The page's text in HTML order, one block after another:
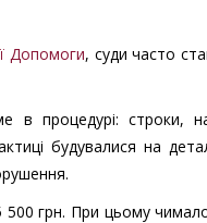
Допомоги, суди часто
в процедурі: строки,
будувалися на
500 грн. При цьому